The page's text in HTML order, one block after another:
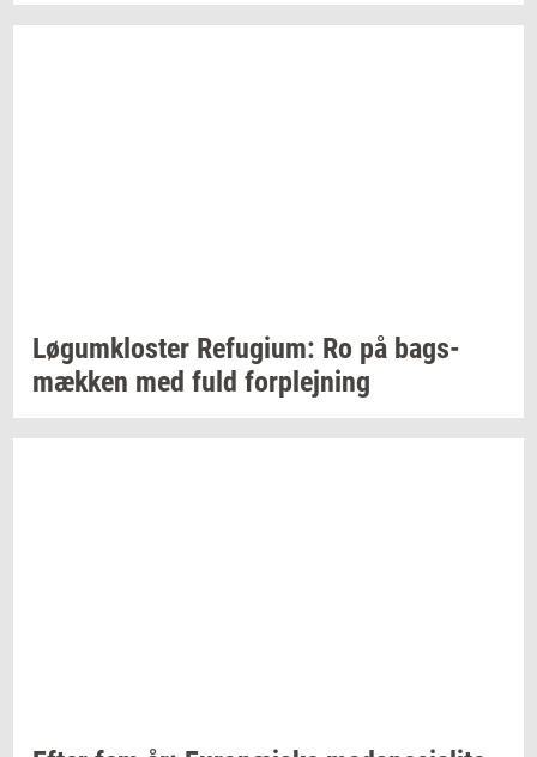
Løgum­klo­ster Re­fu­gi­um: Ro på bags­
mæk­ken med fuld for­plej­ning